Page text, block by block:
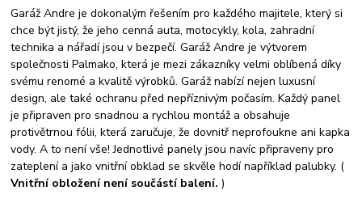
Garáž Andre je dokonalým řešením pro každého majitele, který si
chce být jistý, že jeho cenná auta, motocykly, kola, zahradní
technika a nářadí jsou v bezpečí. Garáž Andre je výtvorem
společnosti Palmako, která je mezi zákazníky velmi oblíbená díky
svému renomé a kvalitě výrobků. Garáž nabízí nejen luxusní
design, ale také ochranu před nepříznivým počasím. Každý panel
je připraven pro snadnou a rychlou montáž a obsahuje
protivětrnou fólii, která zaručuje, že dovnitř neprofoukne ani kapka
vody. A to není vše! Jednotlivé panely jsou navíc připraveny pro
zateplení a jako vnitřní obklad se skvěle hodí například palubky. (
Vnitřní obložení není součástí balení. )